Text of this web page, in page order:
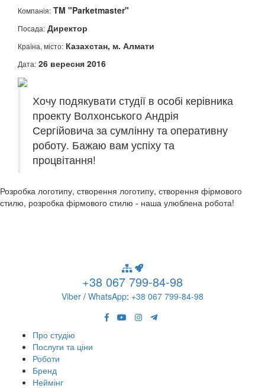
Компанія: TM "Parketmaster"
Посада: Директор
Країна, місто: Казахстан, м. Алмати
Дата: 26 вересня 2016
Хочу подякувати студії в особі керівника
проекту Волхонського Андрія
Сергійовича за сумлінну та оперативну
роботу. Бажаю вам успіху та
процвітання!
Розробка логотипу, створення логотипу, створення фірмового
стилю, розробка фірмового стилю - наша улюблена робота!
+38 067 799-84-98
Viber / WhatsApp: +38 067 799-84-98
Про студію
Послуги та ціни
Роботи
Бренд
Неймінг